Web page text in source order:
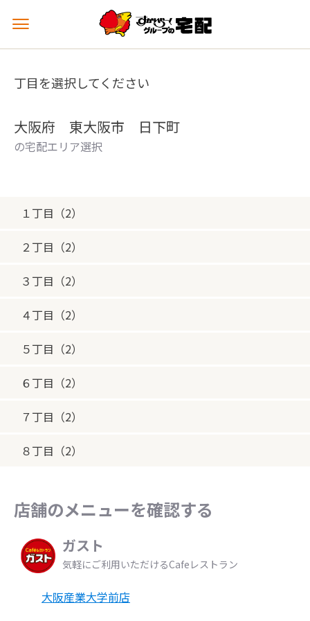
メ
ュ
を
丁目を選択してください
大阪府 東大阪市 日下町
の宅配エリア選択
１丁目（2）
２丁目（2）
３丁目（2）
４丁目（2）
５丁目（2）
６丁目（2）
７丁目（2）
８丁目（2）
店舗のメニューを確認する
ガスト
気軽にご利用いただけるCafeレストラン
大阪産業大学前店